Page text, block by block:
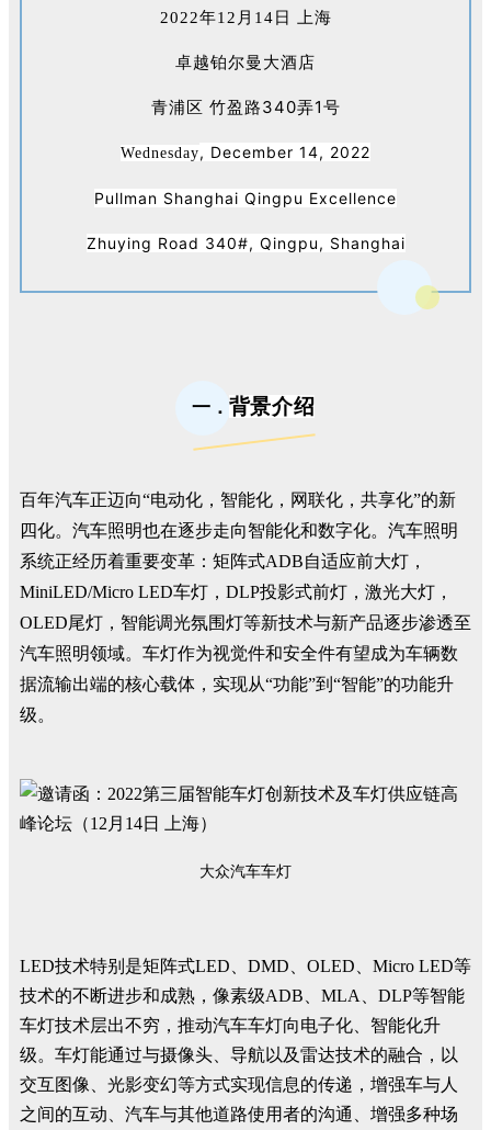
2022年12月14日 上海
卓越铂尔曼大酒店
青浦区 竹盈路340弄1号
Wednesday, December 14, 2022
Pullman Shanghai Qingpu Excellence
Zhuying Road 340#, Qingpu, Shanghai
一． 背景介绍
百年汽车正迈向“电动化，智能化，网联化，共享化”的新
四化。汽车照明也在逐步走向智能化和数字化。汽车照明
系统正经历着重要变革：矩阵式ADB自适应前大灯，
MiniLED/Micro LED车灯，DLP投影式前灯，激光大灯，
OLED尾灯，智能调光氛围灯等新技术与新产品逐步渗透至
汽车照明领域。车灯作为视觉件和安全件有望成为车辆数
据流输出端的核心载体，实现从“功能”到“智能”的功能升
级。
大众汽车车灯
LED技术特别是矩阵式LED、DMD、OLED、Micro LED等
技术的不断进步和成熟，像素级ADB、MLA、DLP等智能
车灯技术层出不穷，推动汽车车灯向电子化、智能化升
级。车灯能通过与摄像头、导航以及雷达技术的融合，以
交互图像、光影变幻等方式实现信息的传递，增强车与人
之间的互动、汽车与其他道路使用者的沟通、增强多种场